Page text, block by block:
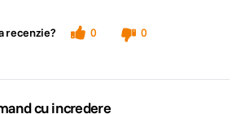
recenzie? 0
0
cu incredere